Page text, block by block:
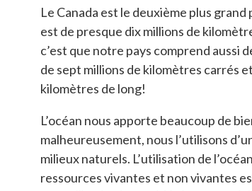
Le Canada est le deuxième plus
est de presque dix millions de
c’est que notre pays comprend aussi
de sept millions de kilomètres carrés
kilomètres de long!
L’océan nous apporte beaucoup de
malheureusement, nous l’utilisons
milieux naturels. L’utilisation de
ressources vivantes et non vivantes